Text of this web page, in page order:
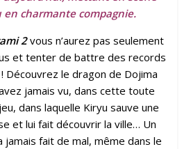
en charmante compagnie.
2vous n’aurez pas seulement
et tenter de battre des records
Découvrez le dragon de Dojima
jamais vu, dans cette toute
dans laquelle Kiryu sauve une
et lui fait découvrir la ville… Un
jamais fait de mal, même dans le